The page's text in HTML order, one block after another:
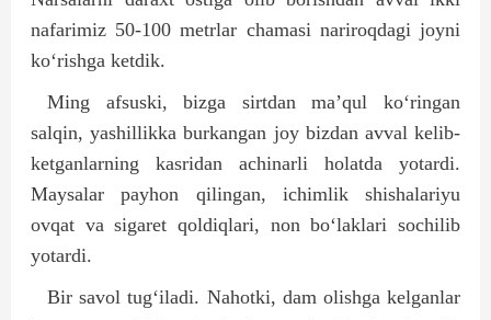
nafarimiz 50-100 metrlar chamasi nariroqdagi joyni
ko‘rishga ketdik.
Ming afsuski, bizga sirtdan ma’qul ko‘ringan
salqin, yashillikka burkangan joy bizdan avval kelib-
ketganlarning kasridan achinarli holatda yotardi.
Maysalar payhon qilingan, ichimlik shishalariyu
ovqat va sigaret qoldiqlari, non bo‘laklari sochilib
yotardi.
Bir savol tug‘iladi. Nahotki, dam olishga kelganlar